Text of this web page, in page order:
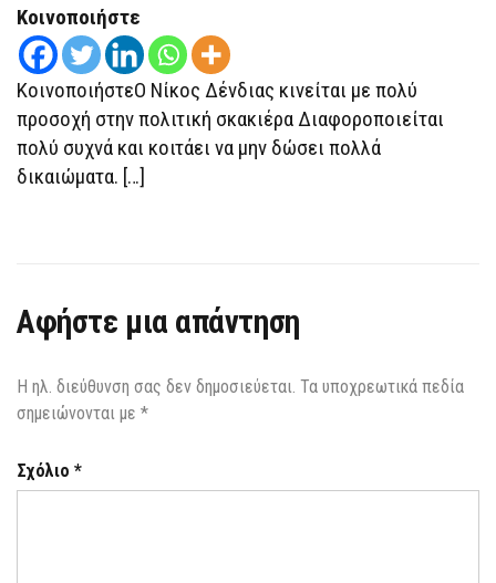
Κοινοποιήστε
ΚοινοποιήστεΟ Νίκος Δένδιας κινείται με πολύ
προσοχή στην πολιτική σκακιέρα Διαφοροποιείται
πολύ συχνά και κοιτάει να μην δώσει πολλά
δικαιώματα. […]
Αφήστε μια απάντηση
Η ηλ. διεύθυνση σας δεν δημοσιεύεται. Τα υποχρεωτικά πεδία
σημειώνονται με *
Σχόλιο *